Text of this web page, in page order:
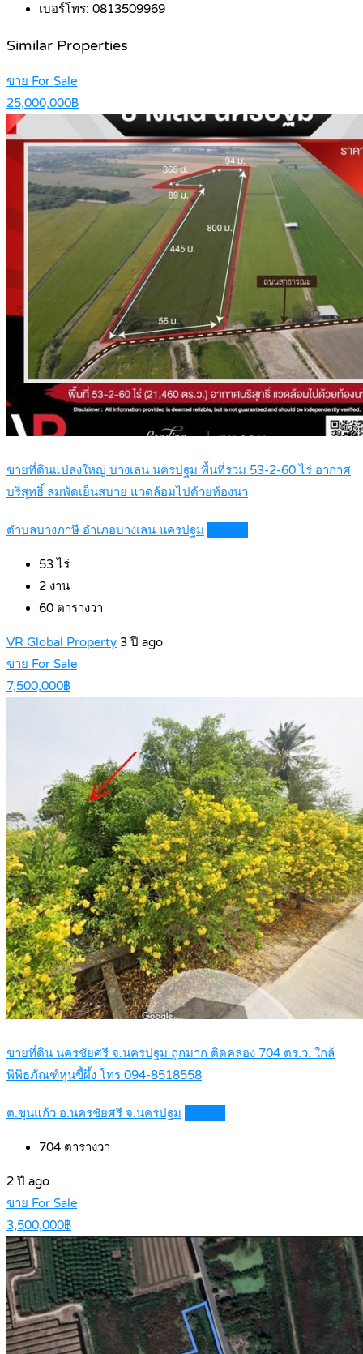
เบอร์โทร: 0813509969
Similar Properties
ขาย For Sale
25,000,000฿
ขายที่ดินแปลงใหญ่ บางเลน นครปฐม พื้นที่รวม 53-2-60 ไร่ อากาศ
บริสุทธิ์ ลมพัดเย็นสบาย แวดล้อมไปด้วยท้องนา
ตำบลบางภาษี อำเภอบางเลน นครปฐม
53 ไร่
2 งาน
60 ตารางวา
VR Global Property 3 ปี ago
ขาย For Sale
7,500,000฿
ขายที่ดิน นครชัยศรี จ.นครปฐม ถูกมาก ติดคลอง 704 ตร.ว. ใกล้
พิพิธภัณฑ์หุ่นขี้ผึ้ง โทร 094-8518558
ต.ขุนแก้ว อ.นครชัยศรี จ.นครปฐม
704 ตารางวา
2 ปี ago
ขาย For Sale
3,500,000฿